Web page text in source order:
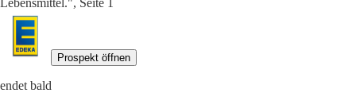
Prospekt öffnen
endet bald